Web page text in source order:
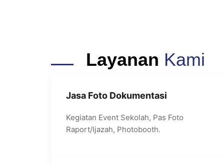
Layanan Kami
Jasa Foto Dokumentasi
Kegiatan Event Sekolah, Pas Foto
Raport/Ijazah, Photobooth.